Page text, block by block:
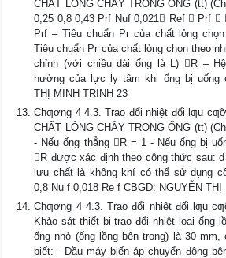
CHẤT LỎNG CHẢY TRONG ỐNG (tt)
0,25 0,8 0,43 Prf Nuf 0,021 Ref  Prf 
Prf – Tiêu chuẩn Pr của chất lỏng
Tiêu chuẩn Pr của chất lỏng chọn theo
chỉnh (với chiều dài ống là L) R –
hưởng của lực ly tâm khi ống bị uống
THỊ MINH TRINH 23
Chƣơng 4 4.3. Trao đổi nhiệt đối lƣu
CHẤT LỎNG CHẢY TRONG ỐNG (tt)
- Nếu ống thẳng R = 1 - Nếu ống bị
R được xác định theo công thức sau:
lưu chất là không khí có thể sử dụng
0,8 Nu f 0,018 Re f CBGD: NGUYỄN THỊ
Chƣơng 4 4.3. Trao đổi nhiệt đối lƣu
Khảo sát thiết bị trao đổi nhiệt loại ống
ống nhỏ (ống lồng bên trong) là 30
biết: - Dầu máy biến áp chuyển động